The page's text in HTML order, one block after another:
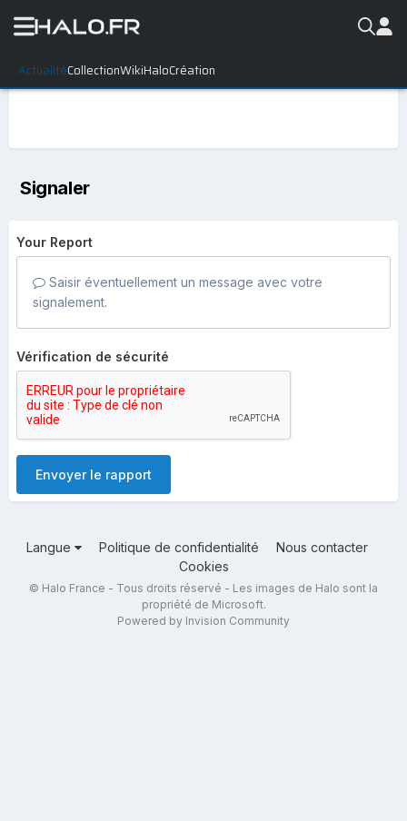
ActualitéCollectionWikiHaloCréation
Signaler
Your Report
Saisir éventuellement un message avec votre
signalement.
Vérification de sécurité
Envoyer le rapport
Langue Politique de confidentialité
Nous contacter
Cookies
© Halo France - Tous droits réservé - Les images de Halo sont la
propriété de Microsoft.
Powered by Invision Community